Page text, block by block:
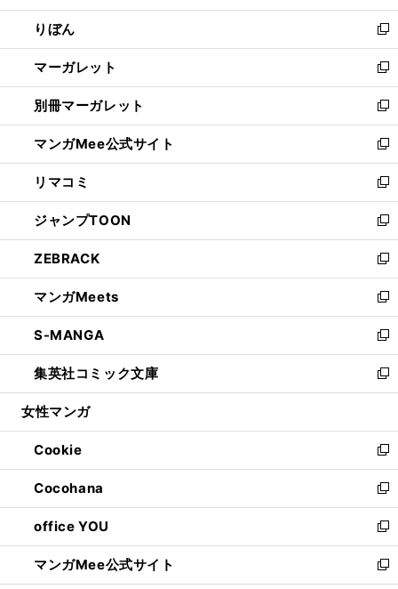
開
く
ウ
で
開
く
ン
ド
ウ
で
開
く
ウ
ィ
ン
ド
ウ
で
開
く
りぼん
新
し
い
ウ
ィ
ン
ド
ウ
で
開
く
マーガレット
新
し
い
ウ
ィ
ン
ド
ウ
で
開
く
別冊マーガレット
新
し
い
ウ
ィ
ン
ド
ウ
で
開
く
マンガMee公式サイト
新
し
い
ウ
ィ
ン
ド
ウ
で
開
く
リマコミ
新
し
い
ウ
ィ
ン
ド
ウ
で
開
く
ジャンプTOON
新
し
い
ウ
ィ
ン
ド
ウ
で
開
ZEBRACK
新
し
い
ウ
ィ
ン
ド
ウ
開
く
マンガMeets
新
し
い
ウ
ィ
ン
ウ
で
開
く
S-MANGA
新
し
い
ウ
ン
ド
ウ
で
開
く
集英社コミック文庫
新
し
ウ
ィ
ン
ド
ウ
で
開
く
女性マンガ
Cookie
新
し
い
ウ
ィ
ン
ド
ウ
Cocohana
新
し
い
ウ
ィ
ン
office YOU
新
し
い
マンガMee公式サイト
新